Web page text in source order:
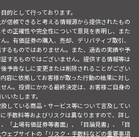
的として行っております。
信頼できると考える情報源から提供されたもの
の正確性や完全性について意見を表明し、また
。有価証券の購入、売却、デリバティブ取引、
るものではありません。また、過去の実績や予
するものではございません。提供する情報等は
予告なしに変更または削除されることがござい
容に依拠してお客様が取った行動の結果に対し
ん。投資にかかる最終決定は、お客様ご自身の
いたします。
している商品・サービス等について言及してい
手数料等およびリスクは異なりますので、詳し
「上場有価証券等書面」、「目論見書」、「目
ェブサイトの「リスク・手数料などの重要事項